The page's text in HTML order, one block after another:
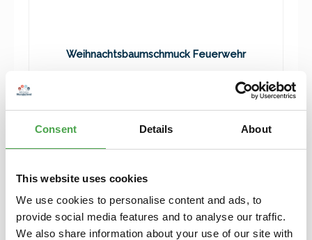
Consent Details About
This website uses cookies
We use cookies to personalise content and ads, to
provide social media features and to analyse our traffic.
We also share information about your use of our site with
Weihnachtsbaumschmuck Feuerwehr